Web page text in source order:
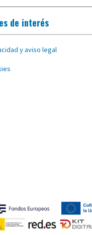
de interés
y aviso legal